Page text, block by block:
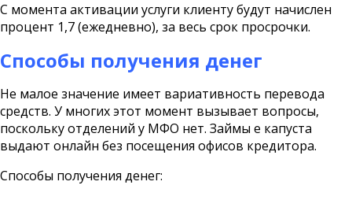
С момента активации услуги клиенту будут начислен
процент 1,7 (ежедневно), за весь срок просрочки.
Способы получения денег
Не малое значение имеет вариативность перевода
средств. У многих этот момент вызывает вопросы,
поскольку отделений у МФО нет. Займы е капуста
выдают онлайн без посещения офисов кредитора.
Способы получения денег: